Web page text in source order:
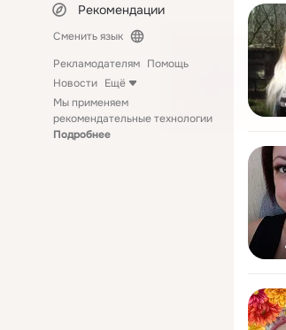
Рекомендации
Сменить язык
Рекламодателям Помощь
Новости Ещё
Мы применяем
рекомендательные технологии
Подробнее